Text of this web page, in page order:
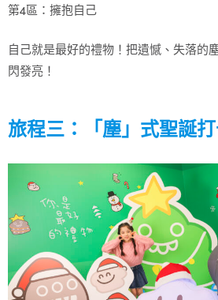
第4區：擁抱自己
自己就是最好的禮物！把遺憾、失落的
閃發亮！
旅程三：「塵」式聖誕